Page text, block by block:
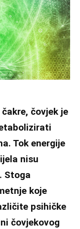
čovjek je
Tok energije
nisu
Stoga
koje
psihičke
čovjekovog